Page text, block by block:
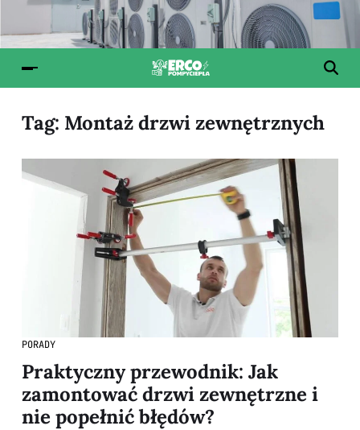
Tag: Montaż drzwi zewnętrznych
PORADY
Praktyczny przewodnik: Jak
zamontować drzwi zewnętrzne i
nie popełnić błędów?